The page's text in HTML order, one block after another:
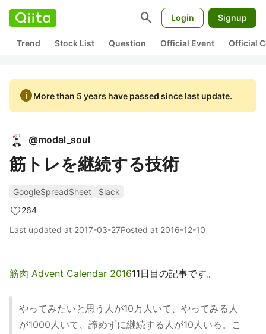
search Login Signup
Trend Stock List Question Official Event Official
infoMore than 5 years have passed since last update.
@modal_soul
筋トレを継続する技術
GoogleSpreadSheet
Slack
264
Last updated at 2017-03-27Posted at 2016-12-10
筋肉 Advent Calendar 201611日目の記事です。
やってみたいと思う人が10万人いて、やってみる人
が1000人いて、諦めずに継続する人が10人いる。こ